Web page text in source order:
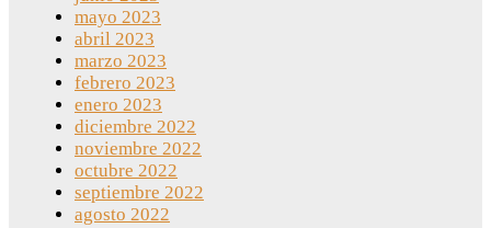
mayo 2023
abril 2023
marzo 2023
febrero 2023
enero 2023
diciembre 2022
noviembre 2022
octubre 2022
septiembre 2022
agosto 2022